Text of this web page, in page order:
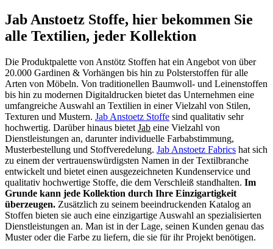
Jab Anstoetz Stoffe, hier bekommen Sie
alle Textilien, jeder Kollektion
Die Produktpalette von Anstötz Stoffen hat ein Angebot von über
20.000 Gardinen & Vorhängen bis hin zu Polsterstoffen für alle
Arten von Möbeln. Von traditionellen Baumwoll- und Leinenstoffen
bis hin zu modernen Digitaldrucken bietet das Unternehmen eine
umfangreiche Auswahl an Textilien in einer Vielzahl von Stilen,
Texturen und Mustern. Jab Anstoetz Stoffe sind qualitativ sehr
hochwertig. Darüber hinaus bietet Jab eine Vielzahl von
Dienstleistungen an, darunter individuelle Farbabstimmung,
Musterbestellung und Stoffveredelung. Jab Anstoetz Fabrics hat sich
zu einem der vertrauenswürdigsten Namen in der Textilbranche
entwickelt und bietet einen ausgezeichneten Kundenservice und
qualitativ hochwertige Stoffe, die dem Verschleiß standhalten. Im
Grunde kann jede Kollektion durch Ihre Einzigartigkeit
überzeugen. Zusätzlich zu seinem beeindruckenden Katalog an
Stoffen bieten sie auch eine einzigartige Auswahl an spezialisierten
Dienstleistungen an. Man ist in der Lage, seinen Kunden genau das
Muster oder die Farbe zu liefern, die sie für ihr Projekt benötigen.